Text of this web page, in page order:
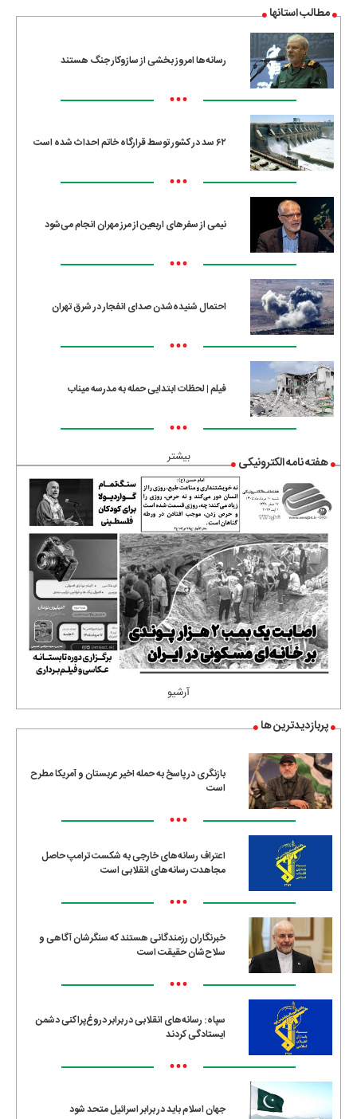
مطالب استانها
رسانه‌ها امروز بخشی از سازوکار جنگ هستند
•••
۶۲ سد در کشور توسط قرارگاه خاتم احداث شده است
•••
نیمی از سفرهای اربعین از مرز مهران انجام می‌شود
•••
احتمال شنیده‌شدن صدای انفجار در شرق تهران
•••
فیلم | لحظات ابتدایی حمله به مدرسه میناب
•••
بیشتر هفته نامه الکترونیکی
آرشیو
پربازدیدترین ها
بازنگری در پاسخ به حمله اخیر عربستان و آمریکا مطرح
است
•••
اعتراف رسانه‌های خارجی به شکست ترامپ حاصل
مجاهدت رسانه‌های انقلابی است
•••
خبرنگاران رزمندگانی هستند که سنگرشان آگاهی و
سلاح‌شان حقیقت است
•••
سپاه: رسانه‌های انقلابی در برابر دروغ‌پراکنی دشمن
ایستادگی کردند
•••
جهان اسلام باید در برابر اسرائیل متحد شود